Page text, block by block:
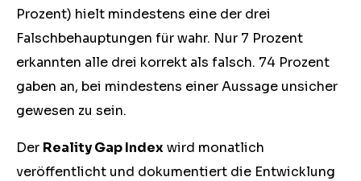
Prozent) hielt mindestens eine der drei
Falschbehauptungen für wahr. Nur 7 Prozent
erkannten alle drei korrekt als falsch. 74 Prozent
gaben an, bei mindestens einer Aussage unsicher
gewesen zu sein.
Der Reality Gap Indexwird monatlich
veröffentlicht und dokumentiert die Entwicklung